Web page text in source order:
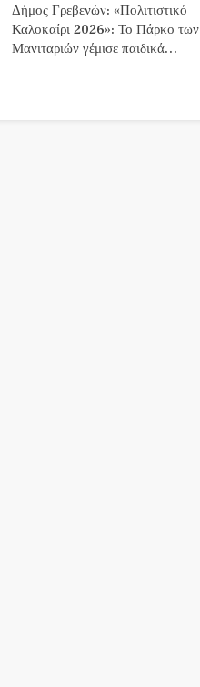
Δήμος Γρεβενών: «Πολιτιστικό
Καλοκαίρι 2026»: Το Πάρκο των
Μανιταριών γέμισε παιδικά…